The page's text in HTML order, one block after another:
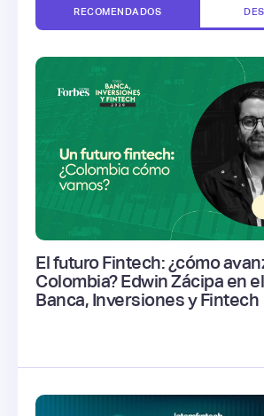
RECOMENDADOS
El futuro Fintech: ¿cómo
Colombia? Edwin Zácipa en
Banca, Inversiones y Fintech